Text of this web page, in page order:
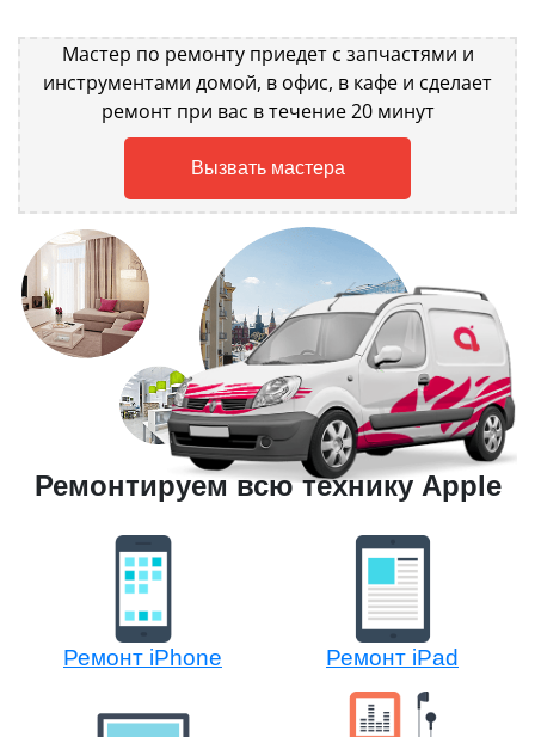
Мастер по ремонту приедет с запчастями и
инструментами домой, в офис, в кафе и сделает
ремонт при вас в течение 20 минут
Вызвать мастера
Ремонтируем всю технику Apple
Ремонт iPhone Ремонт iPad